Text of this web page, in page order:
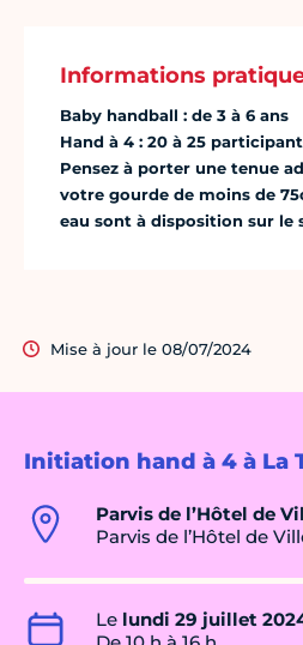
Initiation hand à 4 à La
Parvis de l’Hôtel de
Parvis de l’Hôtel de
Le lundi 29 juillet
Informations
Baby handball : de 3 à 6 ans
Hand à 4 : 20 à 25
Pensez à porter une tenue
votre gourde de moins de
eau sont à disposition sur le
Mise à jour le 08/07/2024